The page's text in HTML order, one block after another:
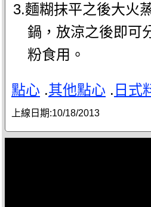
3.麵糊抹平之後大火
鍋，放涼之後即可
粉食用。
點心 .其他點心 . 日式
上線日期:10/18/2013